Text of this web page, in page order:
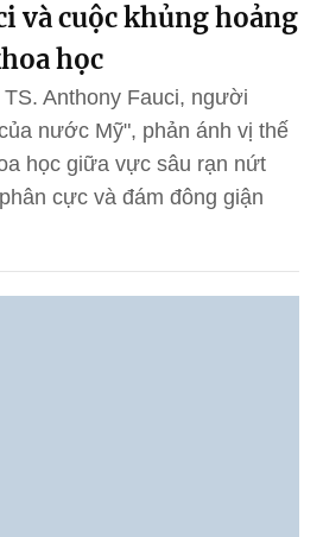
và cuộc khủng hoảng
học
Anthony Fauci, người
nước Mỹ", phản ánh vị thế
học giữa vực sâu rạn nứt
cực và đám đông giận